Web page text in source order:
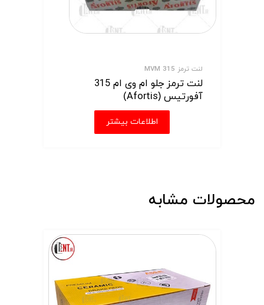
لنت ترمز MVM 315
لنت ترمز جلو ام وی ام 315
آفورتیس (Afortis)
اطلاعات بیشتر
محصولات مشابه